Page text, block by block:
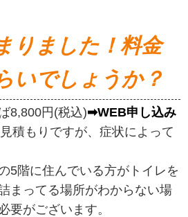
りました！料金
いでしょうか？
8,800円(税込)➡WEB申し込み
積もりですが、症状によって
5階に住んでいる方がトイレを
まってる場所がわからない場
要がございます。